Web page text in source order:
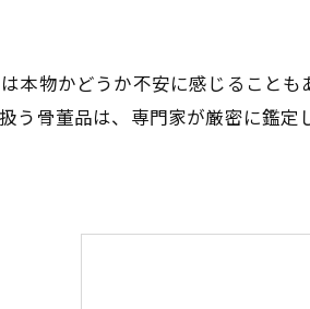
本物かどうか不安に感じること
う骨董品は、専門家が厳密に鑑